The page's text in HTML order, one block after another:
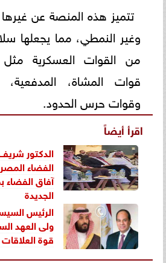
تتميز هذه المنصة عن
وغير النمطي، مما يجعلها
من القوات العسكرية مثل
قوات المشاة، المدفعية،
وقوات حرس الحدود.
اقرأ أيضاً
الدكتور
الفضاء
آفاق الفضاء
الجديدة
الرئيس
ولى العهد
قوة العلاقات